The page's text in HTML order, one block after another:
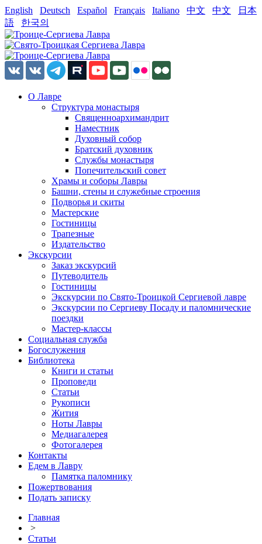
English Deutsch Español Français Italiano 中文 中文
日本
語
한국의
О Лавре
Структура монастыря
Священноархимандрит
Наместник
Духовный собор
Братский духовник
Службы монастыря
Попечительский совет
Храмы и соборы Лавры
Башни, стены и служебные строения
Подворья и скиты
Мастерские
Гостиницы
Трапезные
Издательство
Экскурсии
Заказ экскурсий
Путеводитель
Гостиницы
Экскурсии по Свято-Троицкой Сергиевой лавре
Экскурсии по Сергиеву Посаду и паломнические
поездки
Мастер-классы
Социальная служба
Богослужения
Библиотека
Книги и статьи
Проповеди
Статьи
Рукописи
Жития
Ноты Лавры
Медиагалерея
Фотогалерея
Контакты
Едем в Лавру
Памятка паломнику
Пожертвования
Подать записку
Главная
>
Статьи